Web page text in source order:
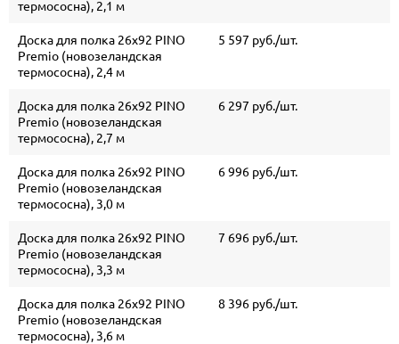
термососна), 2,1 м
Доска для полка 26х92 PINO
Premio (новозеландская
термососна), 2,4 м
5 597 руб./шт.
Доска для полка 26х92 PINO
Premio (новозеландская
термососна), 2,7 м
6 297 руб./шт.
Доска для полка 26х92 PINO
Premio (новозеландская
термососна), 3,0 м
6 996 руб./шт.
Доска для полка 26х92 PINO
Premio (новозеландская
термососна), 3,3 м
7 696 руб./шт.
Доска для полка 26х92 PINO
Premio (новозеландская
термососна), 3,6 м
8 396 руб./шт.